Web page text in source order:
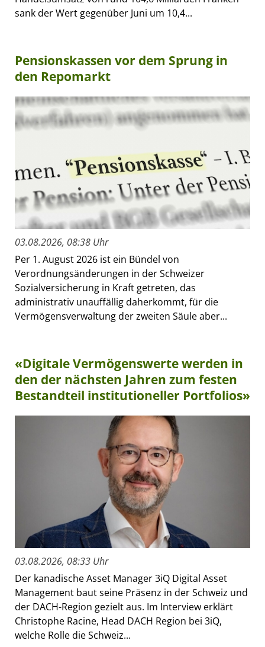
sank der Wert gegenüber Juni um 10,4...
Pensionskassen vor dem Sprung in
den Repomarkt
03.08.2026, 08:38 Uhr
Per 1. August 2026 ist ein Bündel von
Verordnungsänderungen in der Schweizer
Sozialversicherung in Kraft getreten, das
administrativ unauffällig daherkommt, für die
Vermögensverwaltung der zweiten Säule aber...
«Digitale Vermögenswerte werden in
den der nächsten Jahren zum festen
Bestandteil institutioneller Portfolios»
03.08.2026, 08:33 Uhr
Der kanadische Asset Manager 3iQ Digital Asset
Management baut seine Präsenz in der Schweiz und
der DACH-Region gezielt aus. Im Interview erklärt
Christophe Racine, Head DACH Region bei 3iQ,
welche Rolle die Schweiz...